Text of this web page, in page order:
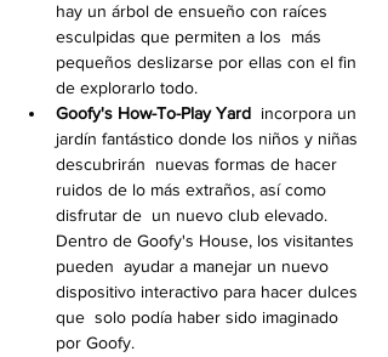
hay un árbol de ensueño con raíces
esculpidas que permiten a los  más
pequeños deslizarse por ellas con el fin
de explorarlo todo.
Goofy's How-To-Play Yard
  incorpora un
jardín fantástico donde los niños y niñas
descubrirán  nuevas formas de hacer
ruidos de lo más extraños, así como
disfrutar de  un nuevo club elevado.
Dentro de Goofy's House, los visitantes
pueden  ayudar a manejar un nuevo
dispositivo interactivo para hacer dulces
que  solo podía haber sido imaginado
por Goofy.